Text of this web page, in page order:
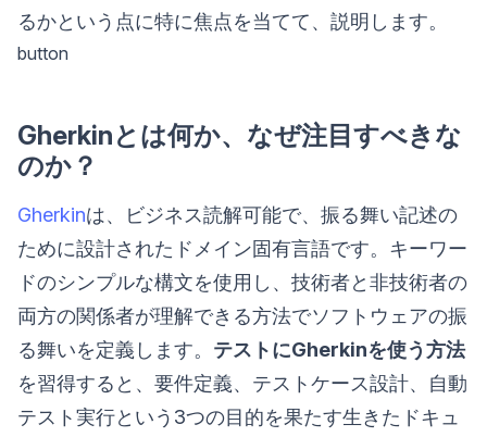
るかという点に特に焦点を当てて、説明します。
button
Gherkinとは何か、なぜ注目すべきな
のか？
Gherkinは、ビジネス読解可能で、振る舞い記述の
ために設計されたドメイン固有言語です。キーワー
ドのシンプルな構文を使用し、技術者と非技術者の
両方の関係者が理解できる方法でソフトウェアの振
る舞いを定義します。 テストにGherkinを使う方法
を習得すると、要件定義、テストケース設計、自動
テスト実行という3つの目的を果たす生きたドキュ